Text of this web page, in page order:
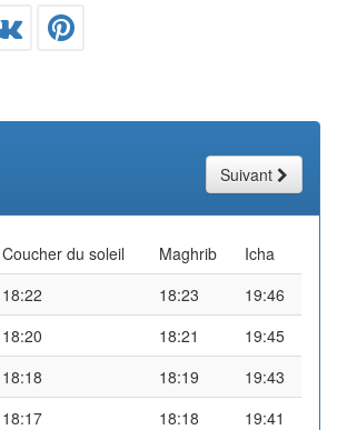
Suivant
Coucher du soleil Maghrib
Icha
18:22 18:23
19:46
18:20 18:21
19:45
18:18 18:19
19:43
18:17 18:18
19:41